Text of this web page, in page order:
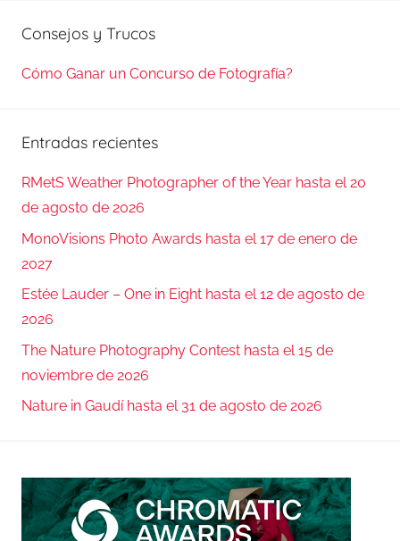
Consejos y Trucos
Cómo Ganar un Concurso de Fotografía?
Entradas recientes
RMetS Weather Photographer of the Year hasta el 20
de agosto de 2026
MonoVisions Photo Awards hasta el 17 de enero de
2027
Estée Lauder – One in Eight hasta el 12 de agosto de
2026
The Nature Photography Contest hasta el 15 de
noviembre de 2026
Nature in Gaudí hasta el 31 de agosto de 2026